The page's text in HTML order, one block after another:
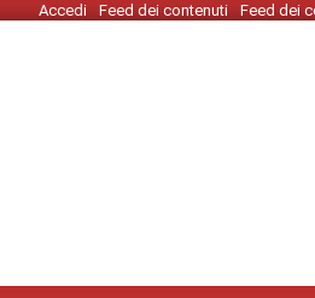
Accedi Feed dei contenuti Feed dei